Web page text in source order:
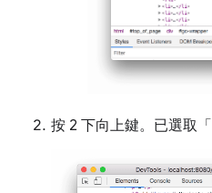
按 2 下向上鍵。已選取「